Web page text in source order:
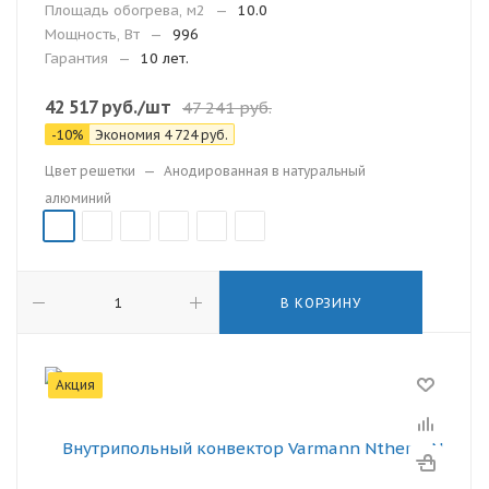
Площадь обогрева, м2 —
10.0
Мощность, Вт
—
996
Гарантия
— 10 лет.
42 517руб./шт 47 241руб.
-10% Экономия 4 724руб.
Цвет решетки — Анодированная в натуральный
алюминий
В КОРЗИНУ
Акция